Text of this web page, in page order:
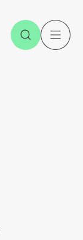
Suche